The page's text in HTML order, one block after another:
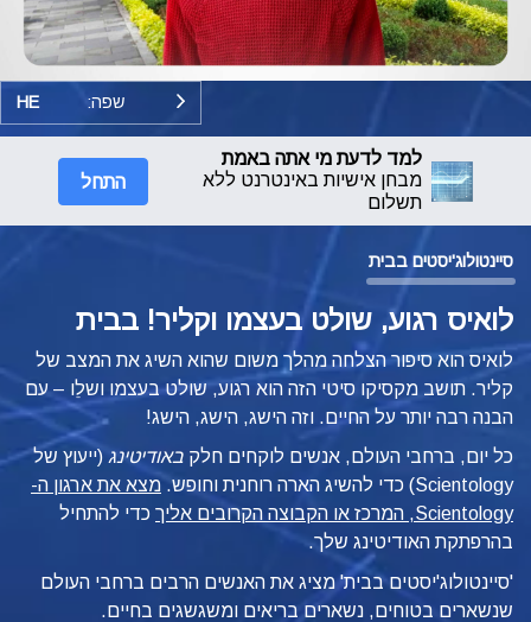
Video
שפה: HE
למד לדעת מי אתה באמת
מבחן אישיות באינטרנט ללא
תשלום
התחל
סיינטולוג'יסטים בבית
לואיס רגוע, שולט בעצמו וקליר! בבית
לואיס הוא סיפור הצלחה מהלך משום שהוא השיג את המצב של
קליר. תושב מקסיקו סיטי הזה הוא רגוע, שולט בעצמו ושלֵו – עם
הבנה רבה יותר על החיים. וזה הישג, הישג, הישג!
כל יום, ברחבי העולם, אנשים לוקחים חלק באודיטינג (ייעוץ של
Scientology) כדי להשיג הארה רוחנית וחופש.
מצא את ארגון ה-
Scientology, המרכז או הקבוצה הקרובים אליך
כדי להתחיל
בהרפתקת האודיטינג שלך.
'סיינטולוג'יסטים בבית' מציג את האנשים הרבים ברחבי העולם
שנשארים בטוחים, נשארים בריאים ומשגשגים בחיים.